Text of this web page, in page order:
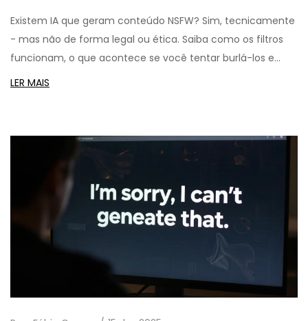
Existem IA que geram conteúdo NSFW? Sim, tecnicamente
- mas não de forma legal ou ética. Saiba como os filtros
funcionam, o que acontece se você tentar burlá-los e
como criar arte sensual sem cruzar a linha.
LER MAIS